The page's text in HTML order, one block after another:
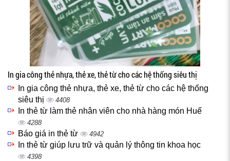
In gia công thẻ nhựa, thẻ xe, thẻ từ cho các hệ thống siêu thị
In gia công thẻ nhựa, thẻ xe, thẻ từ cho các hệ thống
siêu thị
4408
In thẻ từ làm thẻ nhân viên cho nhà hàng món Huế
4288
Báo giá in thẻ từ 4942
In thẻ từ giúp lưu trữ và quản lý thông tin khoa học
4398